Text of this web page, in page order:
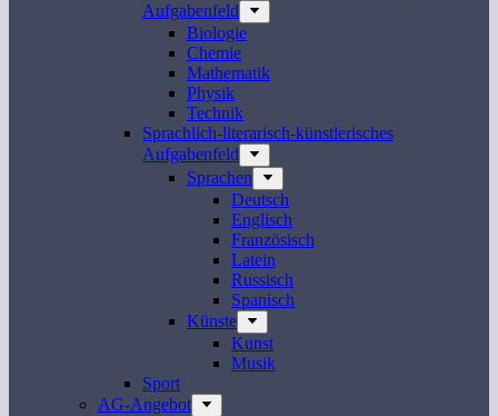
Aufgabenfeld
Biologie
Chemie
Mathematik
Physik
Technik
Sprachlich-literarisch-künstlerisches
Aufgabenfeld
Sprachen
Deutsch
Englisch
Französisch
Latein
Russisch
Spanisch
Künste
Kunst
Musik
Sport
AG-Angebot